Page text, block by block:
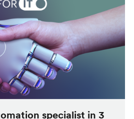
specialist in 3